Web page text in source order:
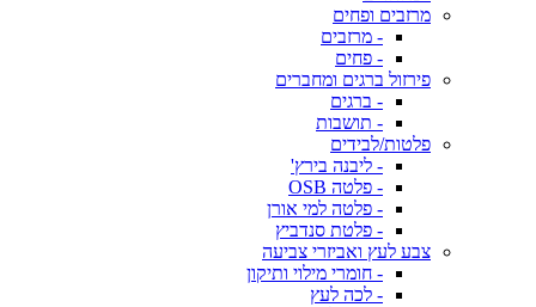
מרזבים ופחים
- מרזבים
- פחים
פירזול ברגים ומחברים
- ברגים
- תושבות
פלטות/לבידים
- ליבנה בירץ'
- פלטה OSB
- פלטה למי אורן
- פלטת סנדביץ
צבע לעץ ואביזרי צביעה
- חומרי מילוי ותיקון
- לכה לעץ